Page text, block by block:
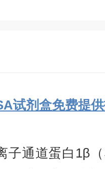
试剂盒免费提
子通道蛋白1β